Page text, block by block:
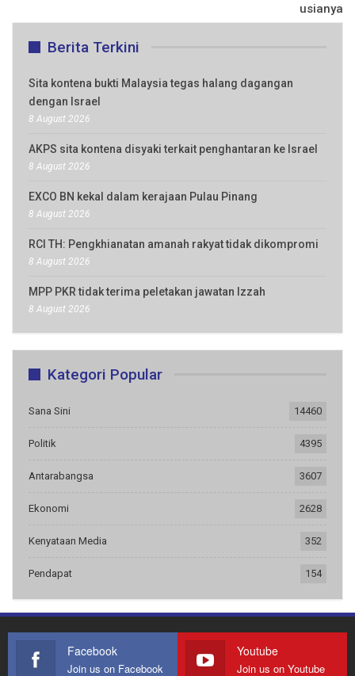
usianya
Berita Terkini
Sita kontena bukti Malaysia tegas halang dagangan
dengan Israel
8 August 2026
AKPS sita kontena disyaki terkait penghantaran ke Israel
8 August 2026
EXCO BN kekal dalam kerajaan Pulau Pinang
8 August 2026
RCI TH: Pengkhianatan amanah rakyat tidak dikompromi
8 August 2026
MPP PKR tidak terima peletakan jawatan Izzah
8 August 2026
Kategori Popular
Sana Sini 14460
Politik 4395
Antarabangsa 3607
Ekonomi 2628
Kenyataan Media 352
Pendapat 154
Facebook
Join us on Facebook
Youtube
Join us on Youtube